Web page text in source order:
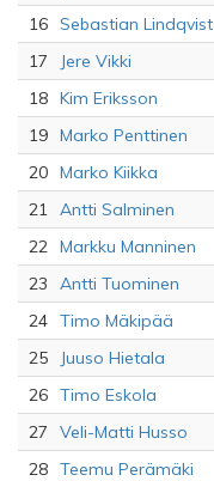
16 Sebastian Lindqvist
17
Jere Vikki
18 Kim Eriksson
19 Marko Penttinen
20 Marko Kiikka
21 Antti Salminen
22 Markku Manninen
23
Antti Tuominen
24 Timo Mäkipää
25
Juuso Hietala
26 Timo Eskola
27
Veli-Matti Husso
28 Teemu Perämäki